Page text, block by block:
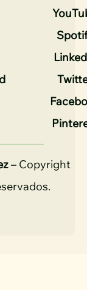
– Copyright